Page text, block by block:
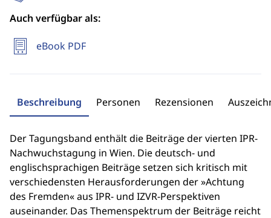
Auch verfügbar als:
eBook PDF
Beschreibung Personen Rezensionen
Der Tagungsband enthält die Beiträge der vierten IPR-
Nachwuchstagung in Wien. Die deutsch- und
englischsprachigen Beiträge setzen sich kritisch mit
verschiedensten Herausforderungen der »Achtung
des Fremden« aus IPR- und IZVR-Perspektiven
auseinander. Das Themenspektrum der Beiträge reicht